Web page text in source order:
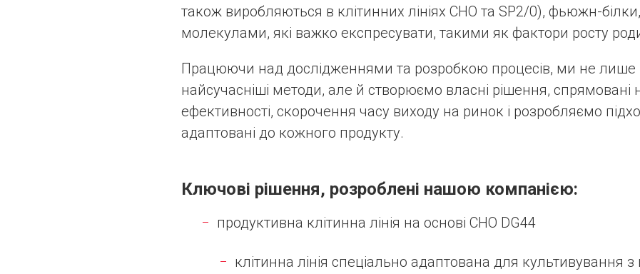
також виробляються в клітинних лініях CHO та SP2/0), фьюжн-
молекулами, які важко експресувати, такими як фактори росту
Працюючи над дослідженнями та розробкою процесів, ми не лише
найсучасніші методи, але й створюємо власні рішення, спрямовані
ефективності, скорочення часу виходу на ринок і розробляємо
адаптовані до кожного продукту.
Ключові рішення, розроблені нашою компанією:
продуктивна клітинна лінія на основі CHO DG44
клітинна лінія спеціально адаптована для культивування